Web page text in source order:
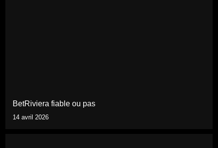
BetRiviera fiable ou pas
14 avril 2026